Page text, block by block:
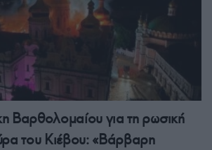
Βαρθολομαίου για τη ρωσική
του Κιέβου: «Βάρβαρη